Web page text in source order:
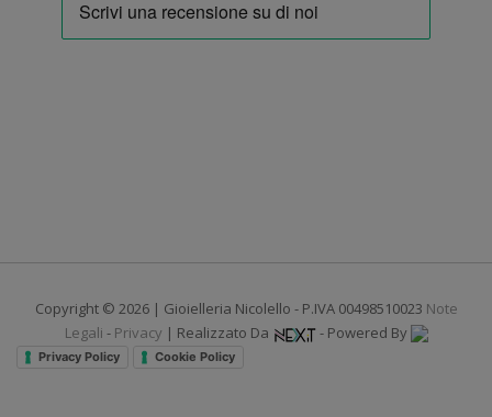
Copyright © 2026 | Gioielleria Nicolello - P.IVA 00498510023 Note
Legali - Privacy | Realizzato Da - Powered By
Privacy Policy Cookie Policy